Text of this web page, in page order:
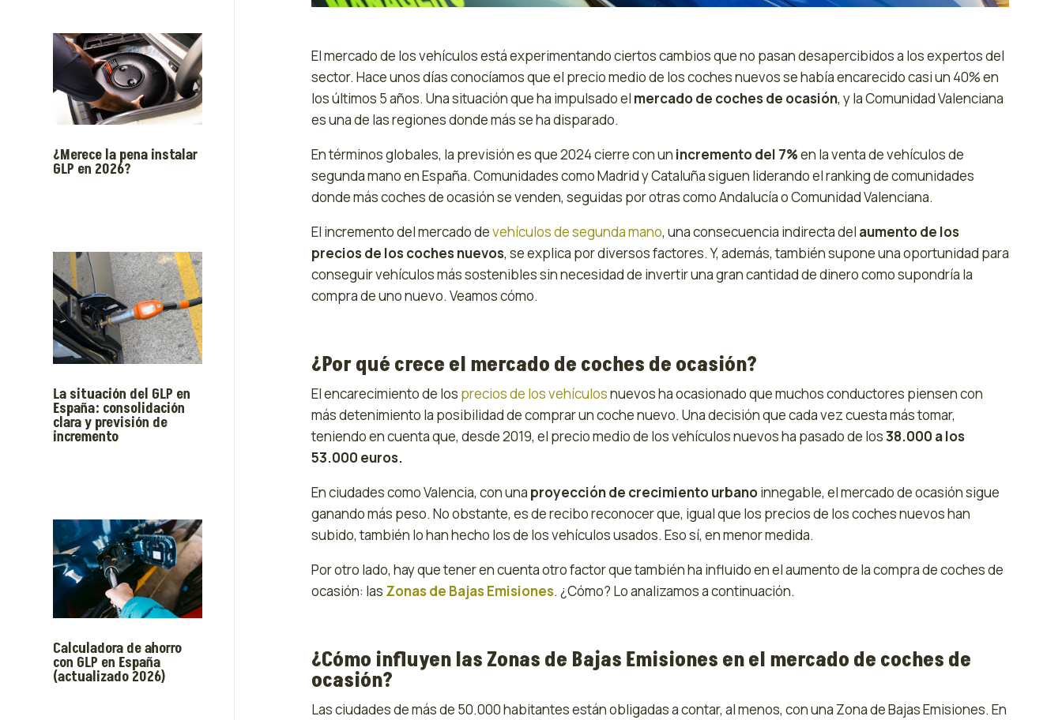
¿Merece la pena instalar
GLP en 2026?
La situación del GLP en
España: consolidación
clara y previsión de
incremento
Calculadora de ahorro
con GLP en España
(actualizado 2026)
El mercado de los vehículos está experimentando ciertos cambios que no pasan desapercibidos a los expertos del
sector. Hace unos días conocíamos que el precio medio de los coches nuevos se había encarecido casi un 40% en
los últimos 5 años. Una situación que ha impulsado el mercado de coches de ocasión, y la Comunidad Valenciana
es una de las regiones donde más se ha disparado.
En términos globales, la previsión es que 2024 cierre con un incremento del 7%en la venta de vehículos de
segunda mano en España. Comunidades como Madrid y Cataluña siguen liderando el ranking de comunidades
donde más coches de ocasión se venden, seguidas por otras como Andalucía o Comunidad Valenciana.
El incremento del mercado devehículos de segunda mano, una consecuencia indirecta del aumento de los
precios de los coches nuevos, se explica por diversos factores. Y, además, también supone una oportunidad para
conseguir vehículos más sostenibles sin necesidad de invertir una gran cantidad de dinero como supondría la
compra de uno nuevo. Veamos cómo.
¿Por qué crece el mercado de coches de ocasión?
El encarecimiento de los precios de los vehículosnuevos ha ocasionado que muchos conductores piensen con
más detenimiento la posibilidad de comprar un coche nuevo. Una decisión que cada vez cuesta más tomar,
teniendo en cuenta que, desde 2019, el precio medio de los vehículos nuevos ha pasado de los38.000 a los
53.000 euros.
En ciudades como Valencia, con una proyección de crecimiento urbanoinnegable, el mercado de ocasión sigue
ganando más peso. No obstante, es de recibo reconocer que, igual que los precios de los coches nuevos han
subido, también lo han hecho los de los vehículos usados. Eso sí, en menor medida.
Por otro lado, hay que tener en cuenta otro factor que también ha influido en el aumento de la compra de coches de
ocasión: las Zonas de Bajas Emisiones. ¿Cómo? Lo analizamos a continuación.
¿Cómo influyen las Zonas de Bajas Emisiones en el mercado de coches de
ocasión?
Las ciudades de más de 50.000 habitantes están obligadas a contar, al menos, con una Zona de Bajas Emisiones. En